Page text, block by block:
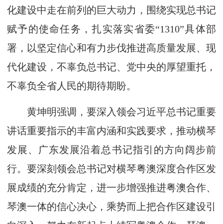
化建设中走在前列的巨大动力，围绕实现总书记
赋予的使命任务，扎实落实省委“1310”具体部
署，以坚定信心和有力步伐推进高质量发展、现
代化建设，不辜负总书记、党中央的厚望重托，
不辜负全省人民的期待期盼。
黄坤明强调，要深入领会习近平总书记重要
讲话重要指示的丰富内涵和实践要求，推动横琴
发展、广东发展沿着总书记指引的方向阔步前
行。要深刻领会总书记对横琴粤澳深度合作区发
展成绩的充分肯定，进一步增强推进粤澳合作、
琴澳一体的信心决心，乘势而上把合作区建设引